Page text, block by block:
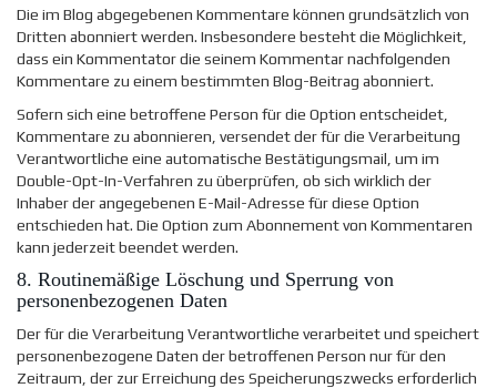
Die im Blog abgegebenen Kommentare können grundsätzlich von
Dritten abonniert werden. Insbesondere besteht die Möglichkeit,
dass ein Kommentator die seinem Kommentar nachfolgenden
Kommentare zu einem bestimmten Blog-Beitrag abonniert.
Sofern sich eine betroffene Person für die Option entscheidet,
Kommentare zu abonnieren, versendet der für die Verarbeitung
Verantwortliche eine automatische Bestätigungsmail, um im
Double-Opt-In-Verfahren zu überprüfen, ob sich wirklich der
Inhaber der angegebenen E-Mail-Adresse für diese Option
entschieden hat. Die Option zum Abonnement von Kommentaren
kann jederzeit beendet werden.
8. Routinemäßige Löschung und Sperrung von
personenbezogenen Daten
Der für die Verarbeitung Verantwortliche verarbeitet und speichert
personenbezogene Daten der betroffenen Person nur für den
Zeitraum, der zur Erreichung des Speicherungszwecks erforderlich